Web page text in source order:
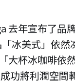
去年宣布了品
冰美式」依然
大杯冰咖啡依
功將利潤空間